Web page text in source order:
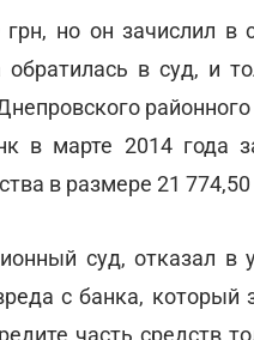
но он зачислил в
в суд, и
районного
в марте 2014 года
в размере 21 774,50
суд, отказал в
с банка, который
часть средств